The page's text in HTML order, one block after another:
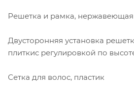
Решетка и рамка, нержавеющая
Двусторонняя установка
плиткис регулировкой по
Сетка для волос, пластик